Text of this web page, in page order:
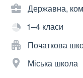
Державна,
1–4 класи
Початкова
Міська школа